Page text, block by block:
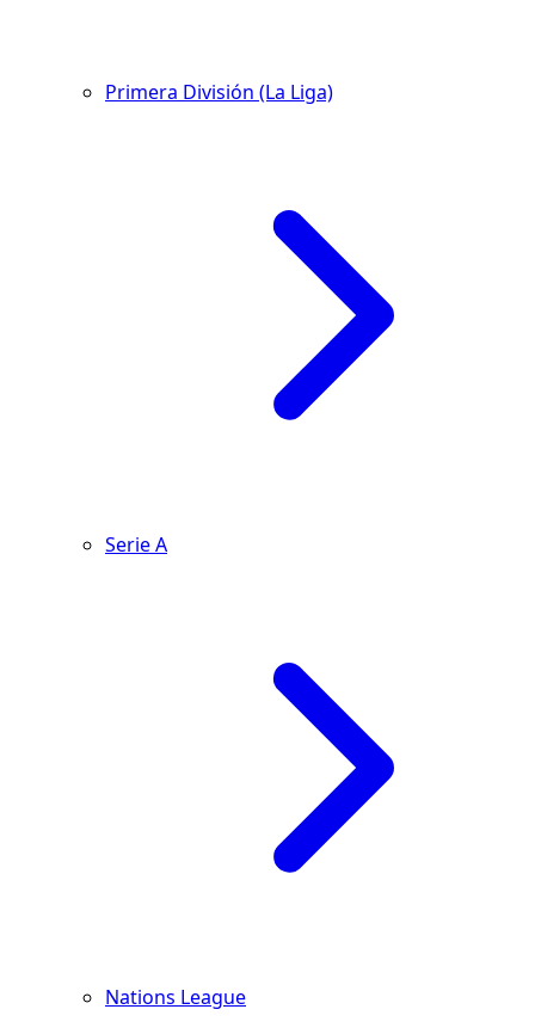
Primera División (La Liga)
Serie A
Nations League